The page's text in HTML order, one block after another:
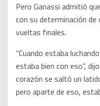
Pero Ganassi admitió
con su determinación
vueltas finales.
“Cuando estaba
estaba bien con eso”,
corazón se saltó un
pero aparte de eso,